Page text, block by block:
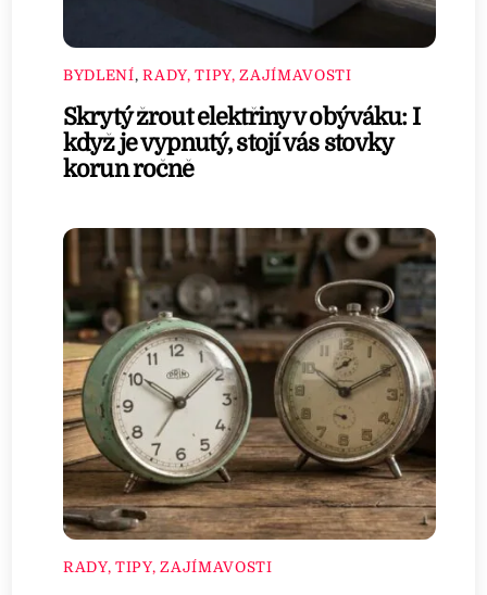
BYDLENÍ,RADY, TIPY, ZAJÍMAVOSTI
Skrytý žrout elektřiny v obýváku: I
když je vypnutý, stojí vás stovky
korun ročně
RADY, TIPY, ZAJÍMAVOSTI